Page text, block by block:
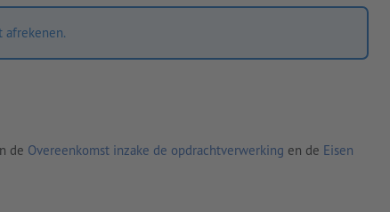
afrekenen.
de Overeenkomst inzake de opdrachtverwerking en de Eisen